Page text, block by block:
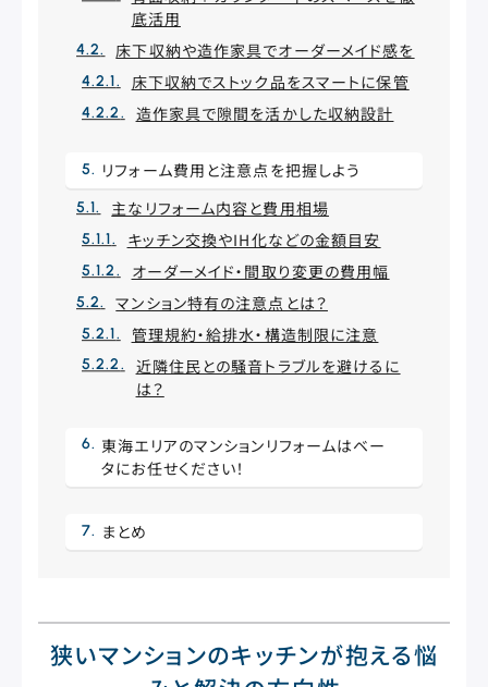
底活用
床下収納や造作家具でオーダーメイド感を
床下収納でストック品をスマートに保管
造作家具で隙間を活かした収納設計
リフォーム費用と注意点を把握しよう
主なリフォーム内容と費用相場
キッチン交換やIH化などの金額目安
オーダーメイド・間取り変更の費用幅
マンション特有の注意点とは？
管理規約・給排水・構造制限に注意
近隣住民との騒音トラブルを避けるに
は？
東海エリアのマンションリフォームはベー
タにお任せください！
まとめ
狭いマンションのキッチンが抱える悩